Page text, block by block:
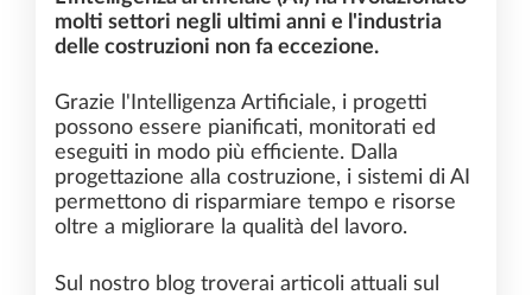
molti settori negli ultimi anni e l'industria
delle costruzioni non fa eccezione.
Grazie l'Intelligenza Artificiale, i progetti
possono essere pianificati, monitorati ed
eseguiti in modo più efficiente. Dalla
progettazione alla costruzione, i sistemi di AI
permettono di risparmiare tempo e risorse
oltre a migliorare la qualità del lavoro.
Sul nostro blog troverai articoli attuali sul